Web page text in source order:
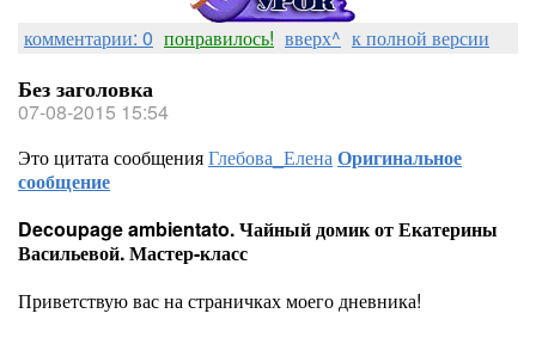
комментарии: 0 понравилось! вверх^ к полной версии
Без заголовка
07-08-2015 15:54
Это цитата сообщенияГлебова_ЕленаОригинальное
сообщение
Decoupage ambientato. Чайный домик от Екатерины
Васильевой. Мастер-класс
Приветствую вас на страничках моего дневника!